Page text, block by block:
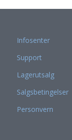
Infosenter
Support
Lagerutsalg
Salgsbetingelser
Personvern